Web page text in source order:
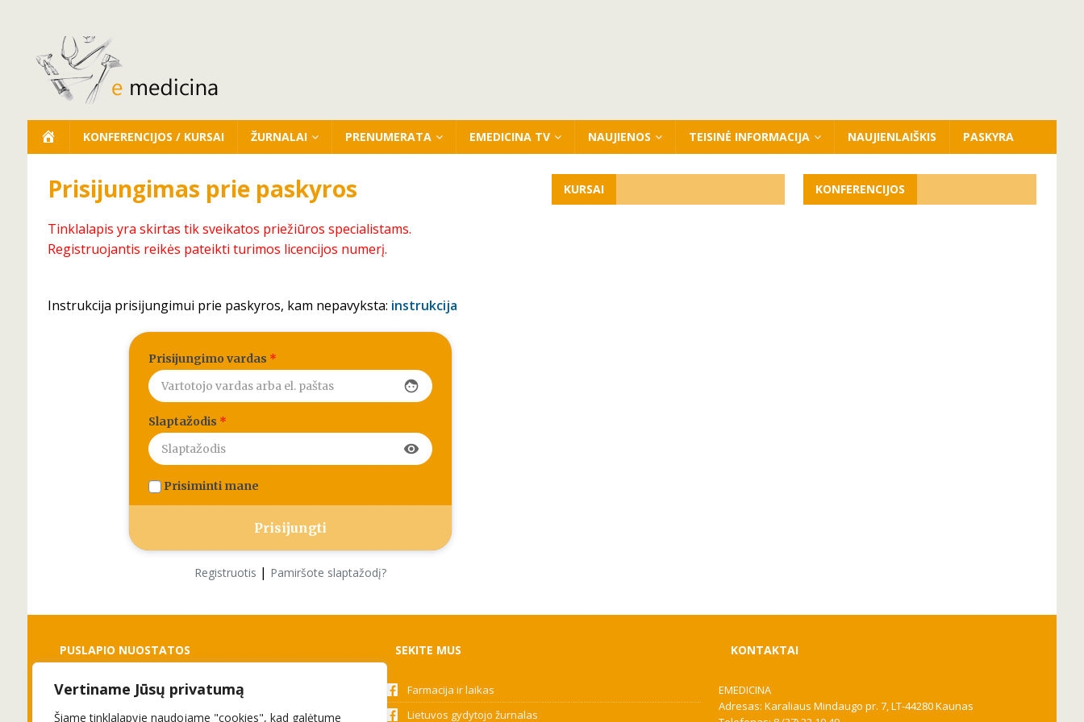
Vertiname Jūsų privatumą
Šiame tinklalapyje naudojame "cookies", kad galėtume
KONFERENCIJOS / KURSAI ŽURNALAI PRENUMERATA EMEDICINA TV NAUJIENOS TEISINĖ INFORMACIJA NAUJIENLAIŠKIS PASKYRA
Prisijungimas prie paskyros
Tinklalapis yra skirtas tik sveikatos priežiūros specialistams.
Registruojantis reikės pateikti turimos licencijos numerį.
Instrukcija prisijungimui prie paskyros, kam nepavyksta: instrukcija
Prisijungimo vardas *
face
Slaptažodis *
visibility
Prisiminti mane
Registruotis | Pamiršote slaptažodį?
KURSAI KONFERENCIJOS
PUSLAPIO NUOSTATOS
Slapukai
Privatumo politika
SEKITE MUS
Farmacija ir laikas
Lietuvos gydytojo žurnalas
KONTAKTAI
EMEDICINA
Adresas: Karaliaus Mindaugo pr. 7, LT-44280 Kaunas